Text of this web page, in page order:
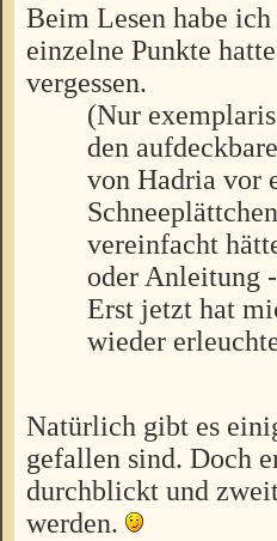
Beim Lesen habe
einzelne Punkte
vergessen.
(Nur
den
von Hadria vor
vereinfacht
oder Anleitung
Erst jetzt hat
wieder
Natürlich gibt es
gefallen sind. Doch
durchblickt und
werden.